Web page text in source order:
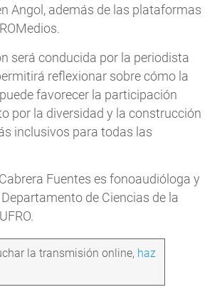
Angol, además de las plataformas
será conducida por la periodista
reflexionar sobre cómo la
favorecer la participación
por la diversidad y la construcción
inclusivos para todas las
Fuentes es fonoaudióloga y
de Ciencias de la
la transmisión online, haz